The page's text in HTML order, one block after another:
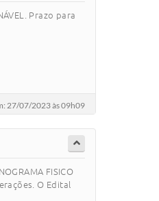
Prazo para
27/07/2023 às 09h09
FISICO
O Edital